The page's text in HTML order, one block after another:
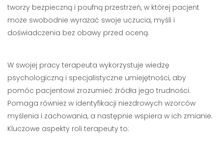
tworzy bezpieczną i poufną przestrzeń, w której pacjent
może swobodnie wyrażać swoje uczucia, myśli i
doświadczenia bez obawy przed oceną.
W swojej pracy terapeuta wykorzystuje wiedzę
psychologiczną i specjalistyczne umiejętności, aby
pomóc pacjentowi zrozumieć źródła jego trudności.
Pomaga również w identyfikacji niezdrowych wzorców
myślenia i zachowania, a następnie wspiera w ich zmianie.
Kluczowe aspekty roli terapeuty to: